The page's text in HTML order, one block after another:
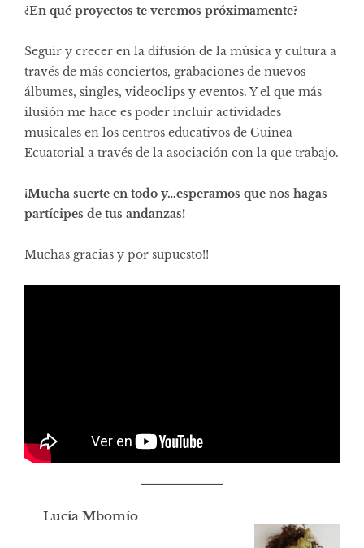
¿En qué proyectos te veremos próximamente?
Seguir y crecer en la difusión de la música y cultura a
través de más conciertos, grabaciones de nuevos
álbumes, singles, videoclips y eventos. Y el que más
ilusión me hace es poder incluir actividades
musicales en los centros educativos de Guinea
Ecuatorial a través de la asociación con la que trabajo.
¡Mucha suerte en todo y…esperamos que nos hagas
partícipes de tus andanzas!
Muchas gracias y por supuesto!!
Lucía Mbomío